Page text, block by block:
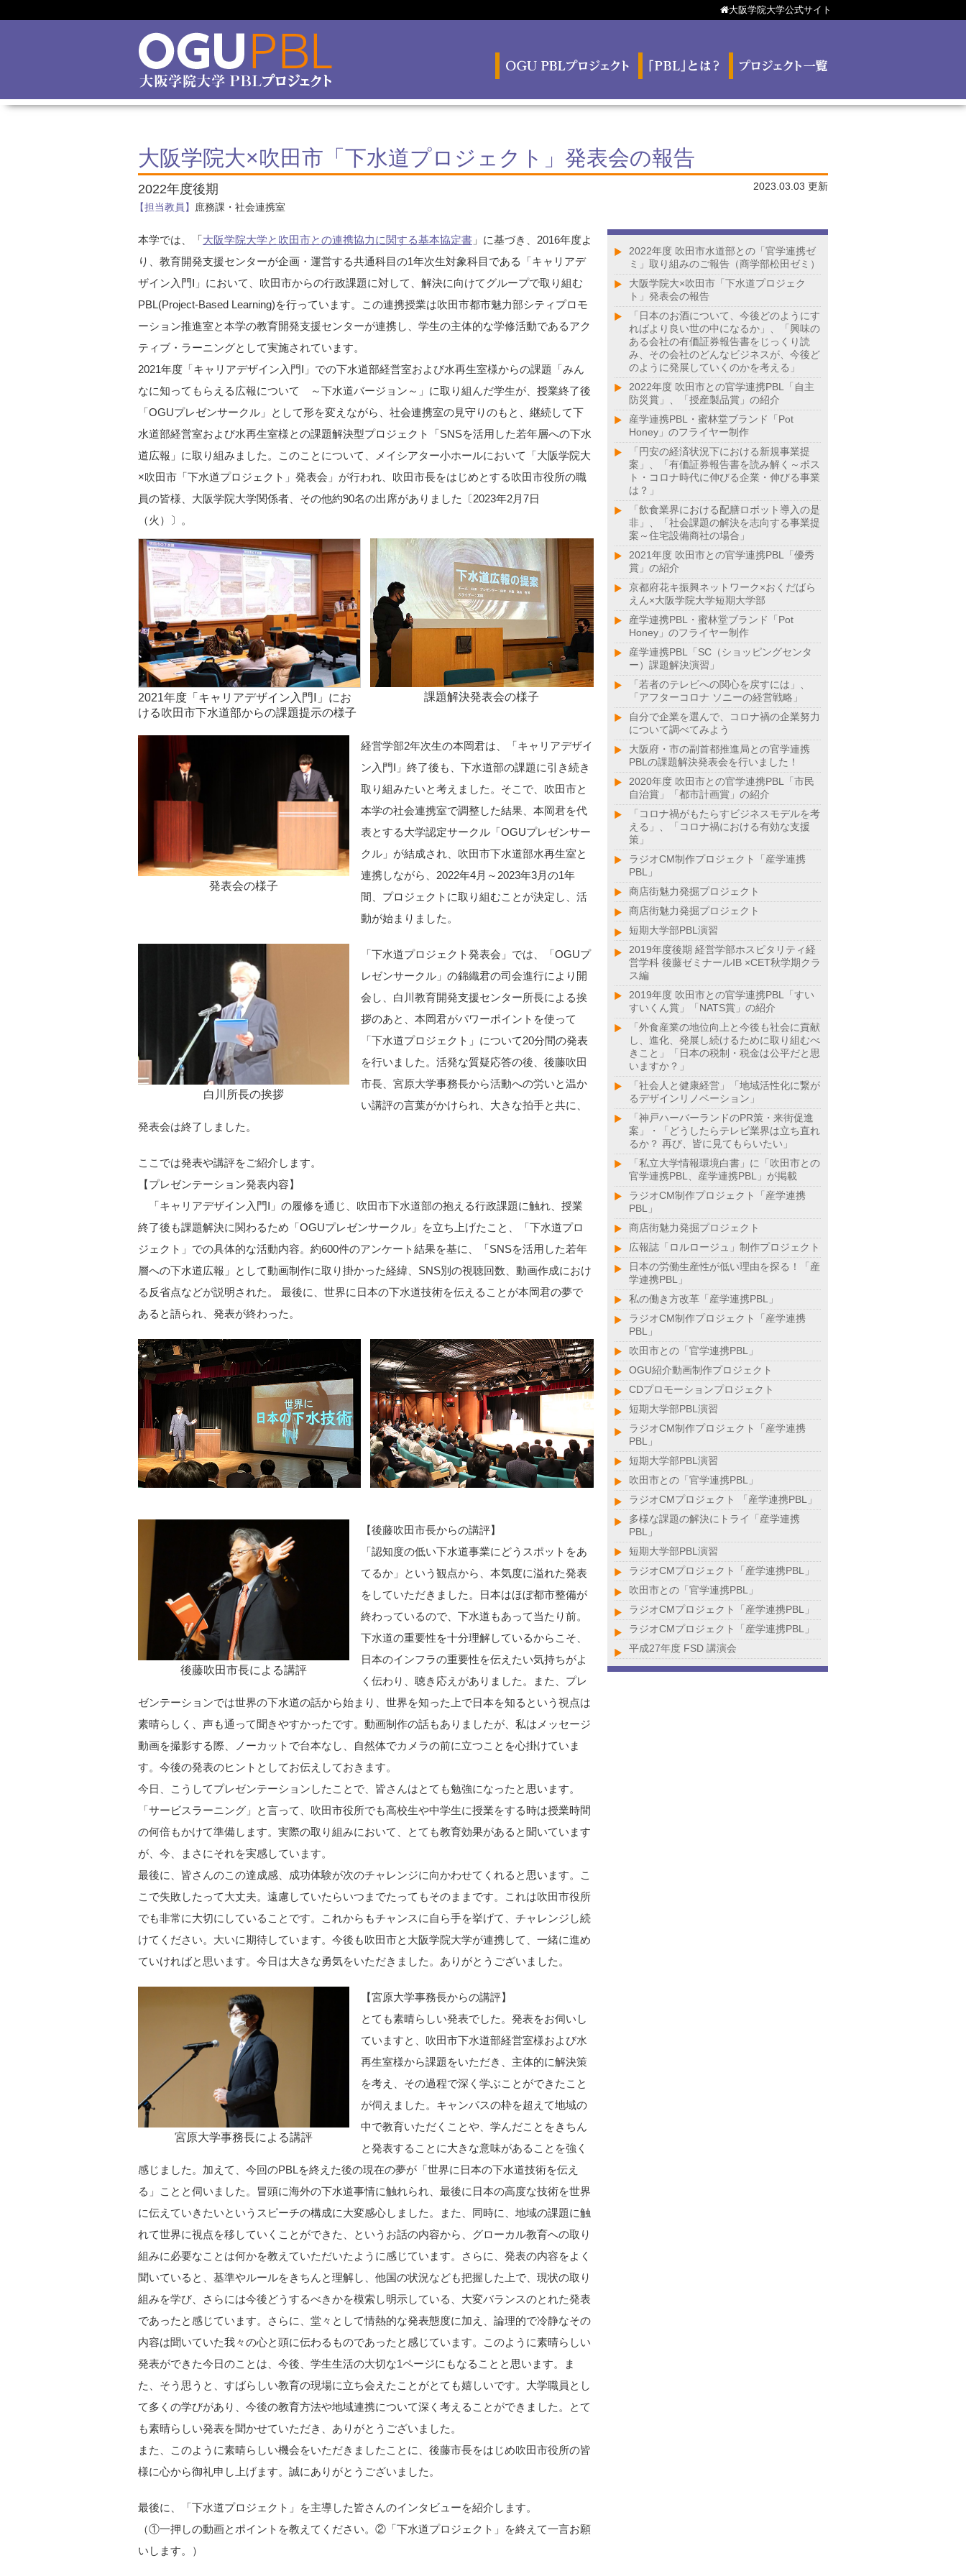
大阪学院大学公式サイト
大阪学院大×吹田市「下水道プロジェクト」発表会の報告
2022年度後期
【担当教員】 庶務課・社会連携室
2023.03.03 更新
本学では、「大阪学院大学と吹田市との連携協力に関する基本協定書 」に基づき、2016年度よ
り、教育開発支援センターが企画・運営する共通科目の1年次生対象科目である「キャリアデ
ザイン入門Ⅰ」において、吹田市からの行政課題に対して、解決に向けてグループで取り組む
PBL(Project-Based Learning)を行っています。この連携授業は吹田市都市魅力部シティプロモ
ーション推進室と本学の教育開発支援センターが連携し、学生の主体的な学修活動であるアク
ティブ・ラーニングとして実施されています。
2021年度「キャリアデザイン入門Ⅰ」での下水道部経営室および水再生室様からの課題「みん
なに知ってもらえる広報について ～下水道バージョン～」に取り組んだ学生が、授業終了後
「OGUプレゼンサークル」として形を変えながら、社会連携室の見守りのもと、継続して下
水道部経営室および水再生室様との課題解決型プロジェクト「SNSを活用した若年層への下水
道広報」に取り組みました。このことについて、メイシアター小ホールにおいて「大阪学院大
×吹田市「下水道プロジェクト」発表会」が行われ、吹田市長をはじめとする吹田市役所の職
員の皆様、大阪学院大学関係者、その他約90名の出席がありました〔2023年2月7日
（火）〕。
2021年度「キャリアデザイン入門Ⅰ」にお
ける吹田市下水道部からの課題提示の様子
課題解決発表会の様子
発表会の様子
経営学部2年次生の本岡君は、「キャリアデザイ
ン入門Ⅰ」終了後も、下水道部の課題に引き続き
取り組みたいと考えました。そこで、吹田市と
本学の社会連携室で調整した結果、本岡君を代
表とする大学認定サークル「OGUプレゼンサー
クル」が結成され、吹田市下水道部水再生室と
連携しながら、2022年4月～2023年3月の1年
間、プロジェクトに取り組むことが決定し、活
動が始まりました。
白川所長の挨拶
「下水道プロジェクト発表会」では、「OGUプ
レゼンサークル」の錦織君の司会進行により開
会し、白川教育開発支援センター所長による挨
拶のあと、本岡君がパワーポイントを使って
「下水道プロジェクト」について20分間の発表
を行いました。活発な質疑応答の後、後藤吹田
市長、宮原大学事務長から活動への労いと温か
い講評の言葉がかけられ、大きな拍手と共に、
発表会は終了しました。
ここでは発表や講評をご紹介します。
【プレゼンテーション発表内容】
「キャリアデザイン入門Ⅰ」の履修を通じ、吹田市下水道部の抱える行政課題に触れ、授業
終了後も課題解決に関わるため「OGUプレゼンサークル」を立ち上げたこと、「下水道プロ
ジェクト」での具体的な活動内容。約600件のアンケート結果を基に、「SNSを活用した若年
層への下水道広報」として動画制作に取り掛かった経緯、SNS別の視聴回数、動画作成におけ
る反省点などが説明された。 最後に、世界に日本の下水道技術を伝えることが本岡君の夢で
あると語られ、発表が終わった。
後藤吹田市長による講評
【後藤吹田市長からの講評】
「認知度の低い下水道事業にどうスポットをあ
てるか」という観点から、本気度に溢れた発表
をしていただきました。日本はほぼ都市整備が
終わっているので、下水道もあって当たり前。
下水道の重要性を十分理解しているからこそ、
日本のインフラの重要性を伝えたい気持ちがよ
く伝わり、聴き応えがありました。また、プレ
ゼンテーションでは世界の下水道の話から始まり、世界を知った上で日本を知るという視点は
素晴らしく、声も通って聞きやすかったです。動画制作の話もありましたが、私はメッセージ
動画を撮影する際、ノーカットで台本なし、自然体でカメラの前に立つことを心掛けていま
す。今後の発表のヒントとしてお伝えしておきます。
今日、こうしてプレゼンテーションしたことで、皆さんはとても勉強になったと思います。
「サービスラーニング」と言って、吹田市役所でも高校生や中学生に授業をする時は授業時間
の何倍もかけて準備します。実際の取り組みにおいて、とても教育効果があると聞いています
が、今、まさにそれを実感しています。
最後に、皆さんのこの達成感、成功体験が次のチャレンジに向かわせてくれると思います。こ
こで失敗したって大丈夫。遠慮していたらいつまでたってもそのままです。これは吹田市役所
でも非常に大切にしていることです。これからもチャンスに自ら手を挙げて、チャレンジし続
けてください。大いに期待しています。今後も吹田市と大阪学院大学が連携して、一緒に進め
ていければと思います。今日は大きな勇気をいただきました。ありがとうございました。
宮原大学事務長による講評
【宮原大学事務長からの講評】
とても素晴らしい発表でした。発表をお伺いし
ていますと、吹田市下水道部経営室様および水
再生室様から課題をいただき、主体的に解決策
を考え、その過程で深く学ぶことができたこと
が伺えました。キャンパスの枠を超えて地域の
中で教育いただくことや、学んだことをきちん
と発表することに大きな意味があることを強く
感じました。加えて、今回のPBLを終えた後の現在の夢が「世界に日本の下水道技術を伝え
る」ことと伺いました。冒頭に海外の下水道事情に触れられ、最後に日本の高度な技術を世界
に伝えていきたいというスピーチの構成に大変感心しました。また、同時に、地域の課題に触
れて世界に視点を移していくことができた、というお話の内容から、グローカル教育への取り
組みに必要なことは何かを教えていただいたように感じています。さらに、発表の内容をよく
聞いていると、基準やルールをきちんと理解し、他国の状況なども把握した上で、現状の取り
組みを学び、さらには今後どうするべきかを模索し明示している、大変バランスのとれた発表
であったと感じています。さらに、堂々として情熱的な発表態度に加え、論理的で冷静なその
内容は聞いていた我々の心と頭に伝わるものであったと感じています。このように素晴らしい
発表ができた今日のことは、今後、学生生活の大切な1ページにもなることと思います。ま
た、そう思うと、すばらしい教育の現場に立ち会えたことがとても嬉しいです。大学職員とし
て多くの学びがあり、今後の教育方法や地域連携について深く考えることができました。とて
も素晴らしい発表を聞かせていただき、ありがとうございました。
また、このように素晴らしい機会をいただきましたことに、後藤市長をはじめ吹田市役所の皆
様に心から御礼申し上げます。誠にありがとうございました。
最後に、「下水道プロジェクト」を主導した皆さんのインタビューを紹介します。
（①一押しの動画とポイントを教えてください。②「下水道プロジェクト」を終えて一言お願
いします。）
2022年度 吹田市水道部との「官学連携ゼ
ミ」取り組みのご報告（商学部松田ゼミ）
大阪学院大×吹田市「下水道プロジェク
ト」発表会の報告
「日本のお酒について、今後どのようにす
ればより良い世の中になるか」、「興味の
ある会社の有価証券報告書をじっくり読
み、その会社のどんなビジネスが、今後ど
のように発展していくのかを考える」
2022年度 吹田市との官学連携PBL「自主
防災賞」、「授産製品賞」の紹介
産学連携PBL・蜜林堂ブランド「Pot
Honey」のフライヤー制作
「円安の経済状況下における新規事業提
案」、「有価証券報告書を読み解く～ポス
ト・コロナ時代に伸びる企業・伸びる事業
は？」
「飲食業界における配膳ロボット導入の是
非」、「社会課題の解決を志向する事業提
案～住宅設備商社の場合」
2021年度 吹田市との官学連携PBL「優秀
賞」の紹介
京都府花キ振興ネットワーク×おくだばら
えん×大阪学院大学短期大学部
産学連携PBL・蜜林堂ブランド「Pot
Honey」のフライヤー制作
産学連携PBL「SC（ショッピングセンタ
ー）課題解決演習」
「若者のテレビへの関心を戻すには」、
「アフターコロナ ソニーの経営戦略」
自分で企業を選んで、コロナ禍の企業努力
について調べてみよう
大阪府・市の副首都推進局との官学連携
PBLの課題解決発表会を行いました！
2020年度 吹田市との官学連携PBL「市民
自治賞」「都市計画賞」の紹介
「コロナ禍がもたらすビジネスモデルを考
える」、「コロナ禍における有効な支援
策」
ラジオCM制作プロジェクト「産学連携
PBL」
商店街魅力発掘プロジェクト
商店街魅力発掘プロジェクト
短期大学部PBL演習
2019年度後期 経営学部ホスピタリティ経
営学科 後藤ゼミナールⅠB ×CET秋学期クラ
ス編
2019年度 吹田市との官学連携PBL「すい
すいくん賞」「NATS賞」の紹介
「外食産業の地位向上と今後も社会に貢献
し、進化、発展し続けるために取り組むべ
きこと」「日本の税制・税金は公平だと思
いますか？」
「社会人と健康経営」「地域活性化に繋が
るデザインリノベーション」
「神戸ハーバーランドのPR策・来街促進
案」・「どうしたらテレビ業界は立ち直れ
るか？ 再び、皆に見てもらいたい」
「私立大学情報環境白書」に「吹田市との
官学連携PBL、産学連携PBL」が掲載
ラジオCM制作プロジェクト「産学連携
PBL」
商店街魅力発掘プロジェクト
広報誌「ロルロージュ」制作プロジェクト
日本の労働生産性が低い理由を探る！「産
学連携PBL」
私の働き方改革「産学連携PBL」
ラジオCM制作プロジェクト「産学連携
PBL」
吹田市との「官学連携PBL」
OGU紹介動画制作プロジェクト
CDプロモーションプロジェクト
短期大学部PBL演習
ラジオCM制作プロジェクト「産学連携
PBL」
短期大学部PBL演習
吹田市との「官学連携PBL」
ラジオCMプロジェクト 「産学連携PBL」
多様な課題の解決にトライ「産学連携
PBL」
短期大学部PBL演習
ラジオCMプロジェクト「産学連携PBL」
吹田市との「官学連携PBL」
ラジオCMプロジェクト「産学連携PBL」
ラジオCMプロジェクト「産学連携PBL」
平成27年度 FSD 講演会